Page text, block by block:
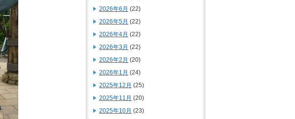
2026年6月 (22)
2026年5月 (22)
2026年4月 (22)
2026年3月 (22)
2026年2月 (20)
2026年1月 (24)
2025年12月 (25)
2025年11月 (20)
2025年10月 (23)